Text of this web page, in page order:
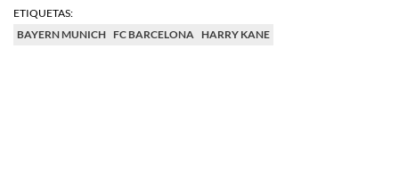
ETIQUETAS:
BAYERN MUNICH FC BARCELONA HARRY KANE